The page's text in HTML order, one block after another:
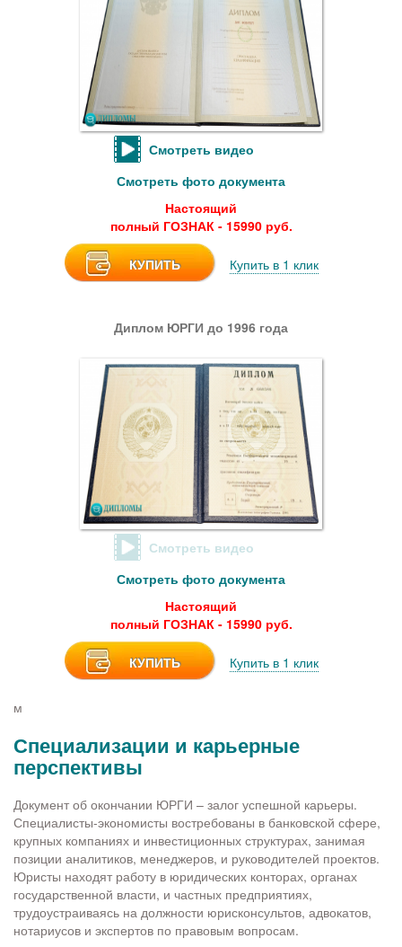
Смотреть видео
Смотреть фото документа
Настоящий
полный ГОЗНАК - 15990 руб.
КУПИТЬ Купить в 1 клик
Диплом ЮРГИ до 1996 года
Смотреть видео
Смотреть фото документа
Настоящий
полный ГОЗНАК - 15990 руб.
КУПИТЬ Купить в 1 клик
м
Специализации и карьерные
перспективы
Документ об окончании ЮРГИ – залог успешной карьеры.
Специалисты-экономисты востребованы в банковской сфере,
крупных компаниях и инвестиционных структурах, занимая
позиции аналитиков, менеджеров, и руководителей проектов.
Юристы находят работу в юридических конторах, органах
государственной власти, и частных предприятиях,
трудоустраиваясь на должности юрисконсультов, адвокатов,
нотариусов и экспертов по правовым вопросам.